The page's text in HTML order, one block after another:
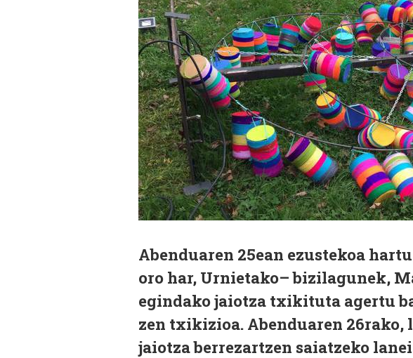
Abenduaren 25ean ezustekoa
oro har, Urnietako– bizilagunek,
egindako jaiotza txikituta agertu
zen txikizioa. Abenduaren
jaiotza berrezartzen saiatzeko